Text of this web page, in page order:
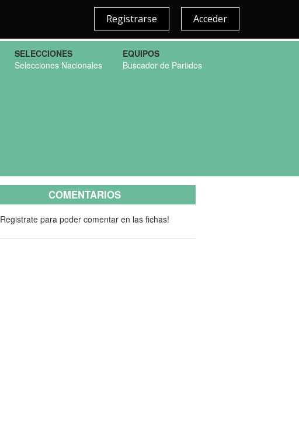
Acceder
Registrarse
SELECCIONES
Selecciones Nacionales
EQUIPOS
Buscador de Partidos
COMENTARIOS
Registrate para poder comentar en las fichas!